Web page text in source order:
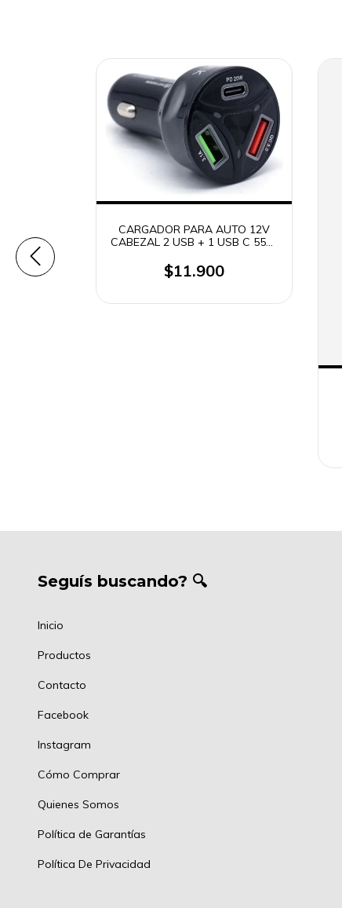
CARGADOR PARA AUTO 12V
CABEZAL 2 USB + 1 USB C 55W
$11.900
Seguís buscando? 🔍
Inicio
Productos
Contacto
Facebook
Instagram
Cómo Comprar
Quienes Somos
Política de Garantías
Política De Privacidad